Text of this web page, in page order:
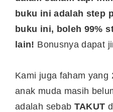
buku ini adalah step
buku ini, boleh 99%
lain! Bonusnya dapat
Kami juga faham yang
anak muda masih
adalah sebab TAKUT